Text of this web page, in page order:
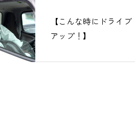
【こんな時にドライブ
アップ！】